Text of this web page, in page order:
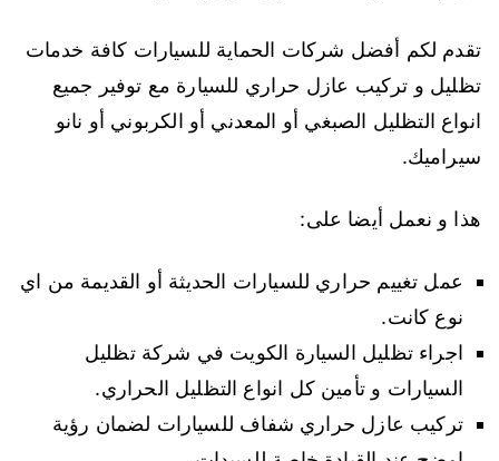
تقدم لكم أفضل شركات الحماية للسيارات كافة خدمات
تظليل و تركيب عازل حراري للسيارة مع توفير جميع
انواع التظليل الصبغي أو المعدني أو الكربوني أو نانو
سيراميك.
هذا و نعمل أيضا على:
عمل تغييم حراري للسيارات الحديثة أو القديمة من اي
نوع كانت.
اجراء تظليل السيارة الكويت في شركة تظليل
السيارات و تأمين كل انواع التظليل الحراري.
تركيب عازل حراري شفاف للسيارات لضمان رؤية